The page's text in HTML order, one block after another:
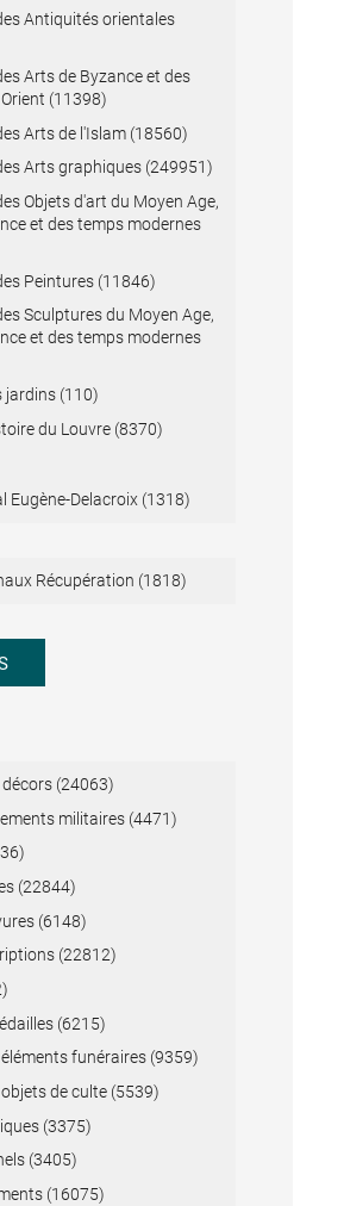
Antiquités orientales
Arts de Byzance et des
(11398)
Arts de l'Islam (18560)
Arts graphiques (249951)
Objets d'art du Moyen Age,
et des temps modernes
Peintures (11846)
Sculptures du Moyen Age,
et des temps modernes
jardins (110)
du Louvre (8370)
Eugène-Delacroix (1318)
Récupération (1818)
(24063)
militaires (4471)
(22844)
(6148)
(22812)
(6215)
funéraires (9359)
de culte (5539)
(3375)
(3405)
(16075)